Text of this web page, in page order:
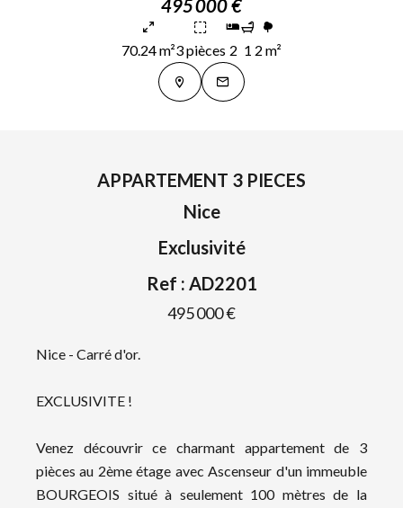
495 000 €
70.24 m²3 pièces 2 1 2 m²
APPARTEMENT 3 PIECES
Nice
Exclusivité
Ref : AD2201
495 000 €
Nice - Carré d'or.
EXCLUSIVITE !
Venez découvrir ce charmant appartement de 3
pièces au 2ème étage avec Ascenseur d'un immeuble
BOURGEOIS situé à seulement 100 mètres de la